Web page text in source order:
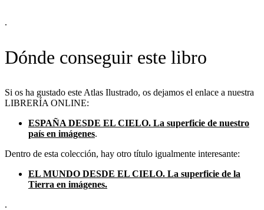
.
Dónde conseguir este libro
Si os ha gustado este Atlas Ilustrado, os dejamos el enlace a nuestra
LIBRERÍA ONLINE:
ESPAÑA DESDE EL CIELO. La superficie de nuestro
país en imágenes.
Dentro de esta colección, hay otro título igualmente interesante:
EL MUNDO DESDE EL CIELO. La superficie de la
Tierra en imágenes.
.